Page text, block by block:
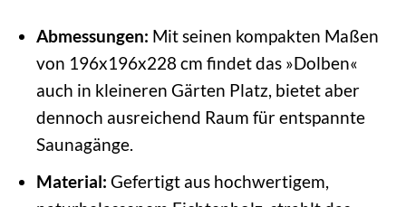
Abmessungen: Mit seinen kompakten Maßen
von 196x196x228 cm findet das »Dolben«
auch in kleineren Gärten Platz, bietet aber
dennoch ausreichend Raum für entspannte
Saunagänge.
Material: Gefertigt aus hochwertigem,